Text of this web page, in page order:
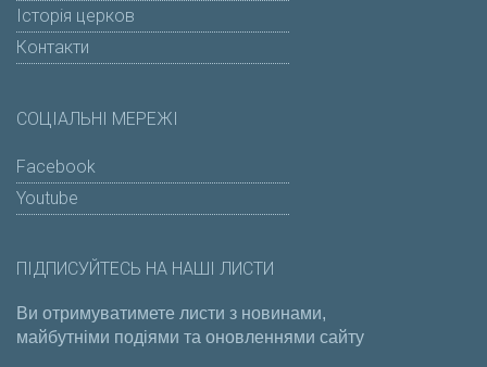
Історія церков
Контакти
СОЦІАЛЬНІ МЕРЕЖІ
Facebook
Youtube
ПІДПИСУЙТЕСЬ НА НАШІ ЛИСТИ
Ви отримуватимете листи з новинами,
майбутніми подіями та оновленнями сайту